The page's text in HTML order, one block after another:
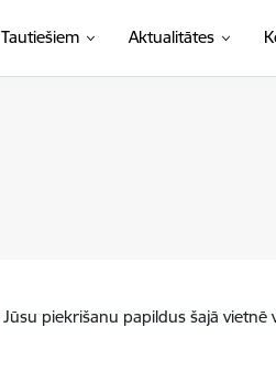
Tautiešiem Aktualitātes
piekrišanu papildus šajā